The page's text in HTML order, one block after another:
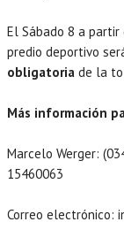
El Sábado 8 a
predio deportivo
obligatoria de la
Más información
Marcelo Werger:
15460063
Correo electrónico: